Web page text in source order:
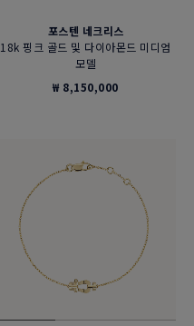
포스텐 네크리스
18k 핑크 골드 및 다이아몬드 미디엄
모델
₩ 8,150,000